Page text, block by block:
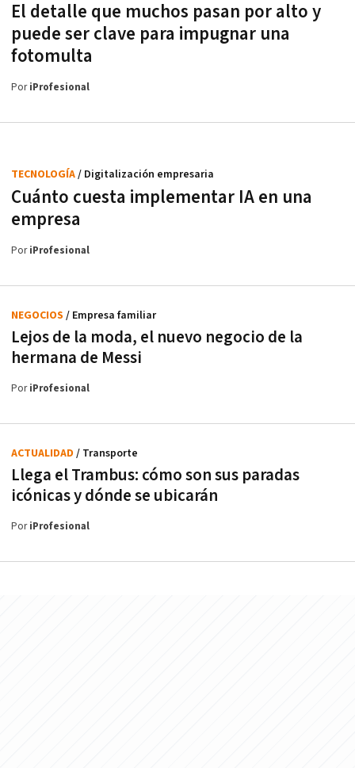
El detalle que muchos pasan por alto y
puede ser clave para impugnar una
fotomulta
PoriProfesional
Cuánto cuesta implementar IA en una
empresa
TECNOLOGÍA/ Digitalización empresaria
PoriProfesional
Lejos de la moda, el nuevo negocio de la
hermana de Messi
NEGOCIOS / Empresa familiar
PoriProfesional
Llega el Trambus: cómo son sus paradas
icónicas y dónde se ubicarán
ACTUALIDAD / Transporte
PoriProfesional